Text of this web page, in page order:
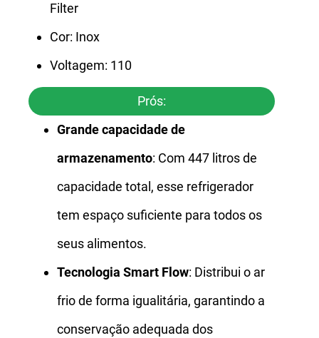
Filter
Cor: Inox
Voltagem: 110
Prós:
Grande capacidade de
armazenamento: Com 447 litros de
capacidade total, esse refrigerador
tem espaço suficiente para todos os
seus alimentos.
Tecnologia Smart Flow: Distribui o ar
frio de forma igualitária, garantindo a
conservação adequada dos